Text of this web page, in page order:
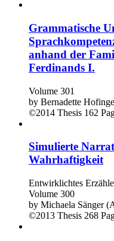
Grammatische
anhand der
Ferdinands I.
Volume 301
by Bernadette
©2014 Thesis 162
Simulierte
Wahrhaftigkeit
Entwirklichtes
Volume 300
by Michaela Sänger
©2013 Thesis 268